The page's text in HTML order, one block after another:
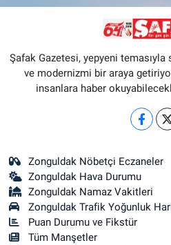
Şafak Gazetesi, yepyeni
ve modernizmi bir araya
insanlara haber
Zonguldak Nöbetçi Eczaneler
Zonguldak Hava Durumu
Zonguldak Namaz Vakitleri
Zonguldak Trafik Yoğunluk
Puan Durumu ve Fikstür
Tüm Manşetler